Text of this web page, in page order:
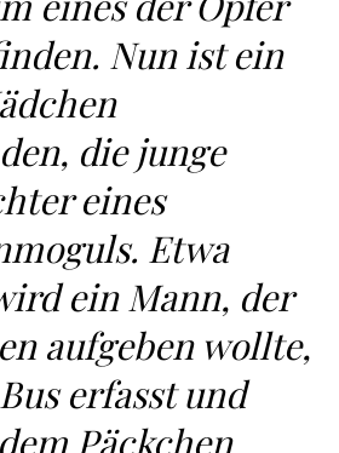
Nun ist ein
die junge
eines
Etwa
ein Mann, der
aufgeben wollte,
erfasst und
Päckchen